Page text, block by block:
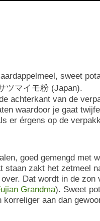
sweet
ツマイモ粉 (Japan).
achterkant van de
waardoor je gaat
er érgens op de
goed gemengd met
staan zakt het zetmeel
Dat wordt in de zon
Grandma). Sweet
aan dan